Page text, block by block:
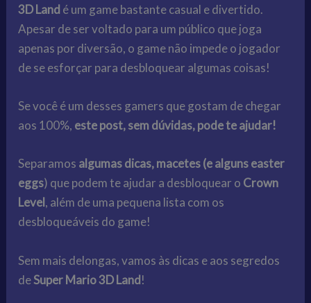
3D Land é um game bastante casual e divertido.
Apesar de ser voltado para um público que joga
apenas por diversão, o game não impede o jogador
de se esforçar para desbloquear algumas coisas!
Se você é um desses gamers que gostam de chegar
aos 100%, este post, sem dúvidas, pode te ajudar!
Separamos algumas dicas, macetes (e alguns easter
eggs) que podem te ajudar a desbloquear o Crown
Level, além de uma pequena lista com os
desbloqueáveis do game!
Sem mais delongas, vamos às dicas e aos segredos
deSuper Mario 3D Land!